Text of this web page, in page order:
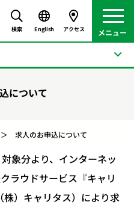
検索 English アクセス
について
求人のお申込について
象分より、インターネッ
ラウドサービス『キャリ
）キャリタス）により求